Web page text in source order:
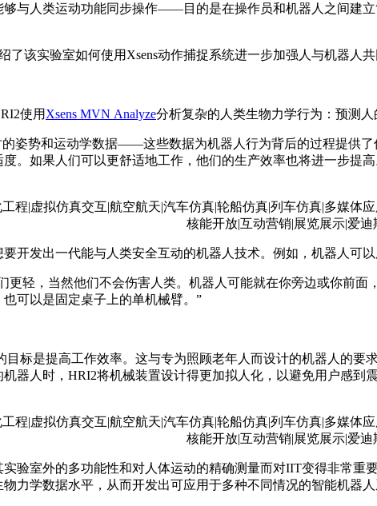
够与人类运动功能同步操作——目的是在操作员和机器人之间
了该实验室如何使用Xsens动作捕捉系统进一步加强人与机器人共
使用 Xsens MVN Analyze分析复杂的人类生物力学行为：预测
的姿势和运动学数据——这些数据为机器人行为背后的过程提供
。如果人们可以更舒适地工作，他们的生产效率也将进一步提
开发出一代能与人类安全互动的机器人技术。例如，机器人可
更轻，当然他们不会伤害人类。机器人可能就在你旁边或你前
可以是固定桌子上的单机械臂。”
标是提高工作效率。这与专为照顾老年人而设计的机器人的
器人时，HRI2将机械装置设计得更加拟人化，以避免用户感
验室外的多功能性和对人体运动的精确测量而对IIT变得非常
力学数据水平，从而开发出可应用于多种不同情况的智能机器人